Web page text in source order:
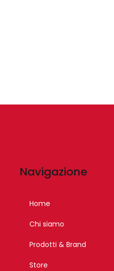
Navigazione
Home
Chi siamo
Prodotti & Brand
Store